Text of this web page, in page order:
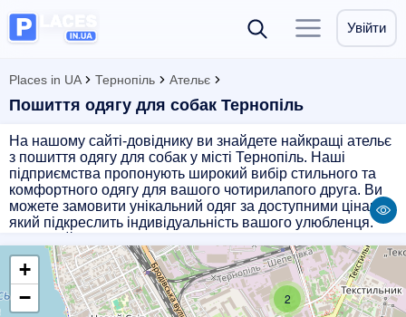
Увійти
Places in UA Тернопіль Ательє
Пошиття одягу для собак Тернопіль
На нашому сайті-довіднику ви знайдете найкращі ательє
з пошиття одягу для собак у місті Тернопіль. Наші
підприємства пропонують широкий вибір стильного та
комфортного одягу для вашого чотирилапого друга. Ви
можете замовити унікальний одяг за доступними цінами,
який підкреслить індивідуальність вашого улюбленця.
все можливе, щоб ваш пес або собака виглядали
стильно та модно. Оберіть найкраще ательє для вашого
улюбленця на нашому сайті вже зараз!
2
+
−